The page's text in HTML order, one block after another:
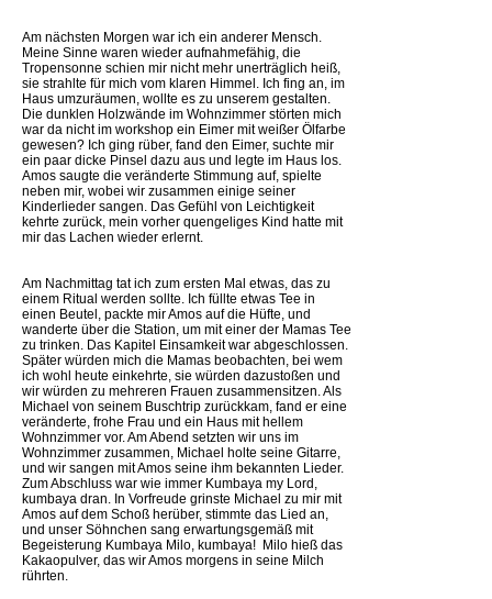
Am nächsten Morgen war ich ein anderer Mensch.
Meine Sinne waren wieder aufnahmefähig, die
Tropensonne schien mir nicht mehr unerträglich heiß,
sie strahlte für mich vom klaren Himmel. Ich fing an, im
Haus umzuräumen, wollte es zu unserem gestalten.
Die dunklen Holzwände im Wohnzimmer störten mich 
war da nicht im workshop ein Eimer mit weißer Ölfarbe
gewesen? Ich ging rüber, fand den Eimer, suchte mir
ein paar dicke Pinsel dazu aus und legte im Haus los.
Amos saugte die veränderte Stimmung auf, spielte
neben mir, wobei wir zusammen einige seiner
Kinderlieder sangen. Das Gefühl von Leichtigkeit
kehrte zurück, mein vorher quengeliges Kind hatte mit
mir das Lachen wieder erlernt.
Am Nachmittag tat ich zum ersten Mal etwas, das zu
einem Ritual werden sollte. Ich füllte etwas Tee in
einen Beutel, packte mir Amos auf die Hüfte, und
wanderte über die Station, um mit einer der Mamas Tee
zu trinken. Das Kapitel Einsamkeit war abgeschlossen.
Später würden mich die Mamas beobachten, bei wem
ich wohl heute einkehrte, sie würden dazustoßen und
wir würden zu mehreren Frauen zusammensitzen. Als
Michael von seinem Buschtrip zurückkam, fand er eine
veränderte, frohe Frau und ein Haus mit hellem
Wohnzimmer vor. Am Abend setzten wir uns im
Wohnzimmer zusammen, Michael holte seine Gitarre,
und wir sangen mit Amos seine ihm bekannten Lieder.
Zum Abschluss war wie immer Kumbaya my Lord,
kumbaya dran. In Vorfreude grinste Michael zu mir mit
Amos auf dem Schoß herüber, stimmte das Lied an,
und unser Söhnchen sang erwartungsgemäß mit
Begeisterung Kumbaya Milo, kumbaya!  Milo hieß das
Kakaopulver, das wir Amos morgens in seine Milch
rührten.